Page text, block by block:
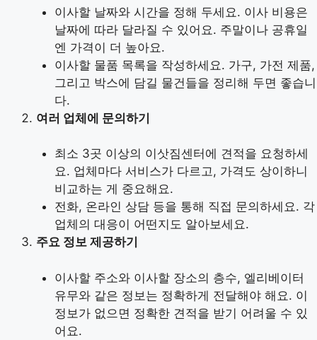
이사할 날짜와 시간을 정해 두세요. 이사 비용은
날짜에 따라 달라질 수 있어요. 주말이나 공휴일
엔 가격이 더 높아요.
이사할 물품 목록을 작성하세요. 가구, 가전 제품,
그리고 박스에 담길 물건들을 정리해 두면 좋습니
다.
여러 업체에 문의하기
최소 3곳 이상의 이삿짐센터에 견적을 요청하세
요. 업체마다 서비스가 다르고, 가격도 상이하니
비교하는 게 중요해요.
전화, 온라인 상담 등을 통해 직접 문의하세요. 각
업체의 대응이 어떤지도 알아보세요.
주요 정보 제공하기
이사할 주소와 이사할 장소의 층수, 엘리베이터
유무와 같은 정보는 정확하게 전달해야 해요. 이
정보가 없으면 정확한 견적을 받기 어려울 수 있
어요.